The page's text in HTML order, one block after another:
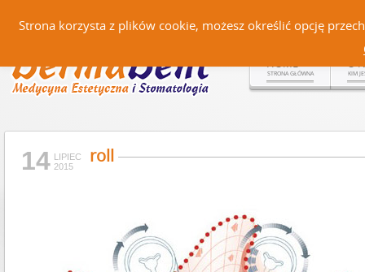
HOME
STRONA GŁÓWNA
O
KIM
14 LIPIEC
2015
roll
Strona korzysta z plików cookie, możesz określić opcję